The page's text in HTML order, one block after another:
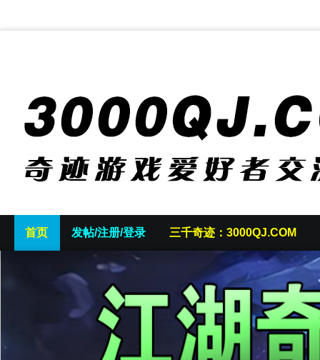
首页 发帖/注册/登录 三千奇迹：3000QJ.COM